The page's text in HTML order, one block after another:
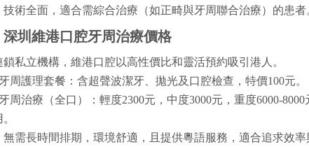
技術全面，適合需綜合治療（如正畸與牙周聯合治療）的患者
深圳維港口腔牙周治療價格
鎖私立機構，維港口腔以高性價比和靈活預約吸引港人。
周護理套餐：含超聲波潔牙、拋光及口腔檢查，特價100元。
周治療（全口）：輕度2300元，中度3000元，重度6000-8000
。
無需長時間排期，環境舒適，且提供粵語服務，適合追求效